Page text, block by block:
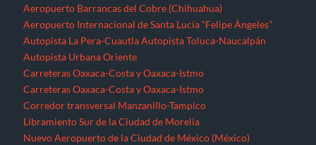
Aeropuerto Barrancas del Cobre (Chihuahua)
Aeropuerto Internacional de Santa Lucía “Felipe Ángeles”
Autopista La Pera-Cuautla Autopista Toluca-Naucalpán
Autopista Urbana Oriente
Carreteras Oaxaca-Costa y Oaxaca-Istmo
Carreteras Oaxaca-Costa y Oaxaca-Istmo
Corredor transversal Manzanillo-Tampico
Libramiento Sur de la Ciudad de Morelia
Nuevo Aeropuerto de la Ciudad de México (México)